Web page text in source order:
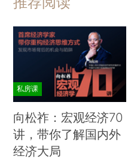
私房课
向松祚：宏观经济70
讲，带你了解国内外
经济大局